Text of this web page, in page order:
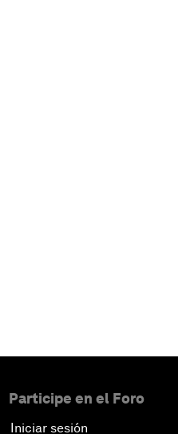
Participe en el Foro
Iniciar sesión